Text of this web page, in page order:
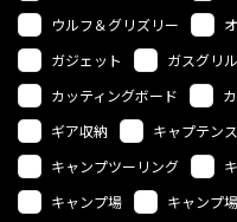
ウルフ＆グリズリー
ガジェット
ガスグリル
カッティングボード
ギア収納
キャプテン
キャンプツーリング
キャンプ場
キャンプ